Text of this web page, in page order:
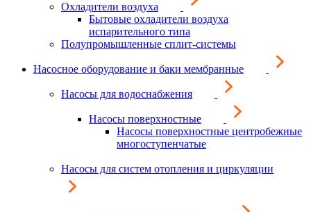
Охладители воздуха
Бытовые охладители воздуха
испарительного типа
Полупромышленные сплит-системы
Насосное оборудование и баки мембранные
Насосы для водоснабжения
Насосы поверхностные
Насосы поверхностные центробежные
многоступенчатые
Насосы для систем отопления и циркуляции